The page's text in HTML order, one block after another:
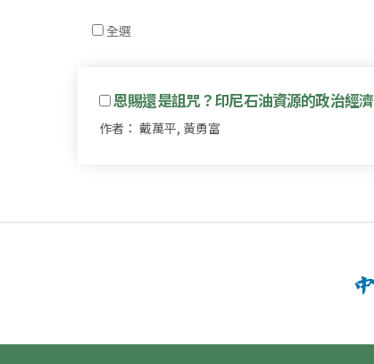
全選
恩賜還是詛咒？印尼石油資源的政治經濟
作者： 戴萬平, 黃勇富